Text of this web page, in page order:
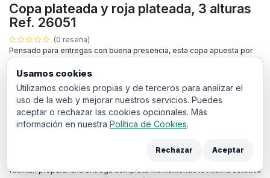
Copa plateada y roja plateada, 3 alturas
Ref. 26051
(0 reseña)
Pensado para entregas con buena presencia, esta copa apuesta por
una copa metálica plateada, cuenco ancho con franja roja translúcida,
columna plateada decorativa, aro granate sobre peana cuadrada beige
de tipo mármol. Los acabados metálicos realzan el brillo del producto
y refuerzan su presencia en la ceremonia. Su estética versátil permite
utilizarlo en competiciones deportivas generales, actos de empresa,
reconocimientos culturales o entregas con varias categorías. La base
aporta estabilidad y ayuda a que la pieza se vea proporcionada
personalización en la base ayuda a mantener el protagonismo del
facilitan preparar una entrega completa manteniendo la misma estética
Usamos cookies
Utilizamos cookies propias y de terceros para analizar el
uso de la web y mejorar nuestros servicios. Puedes
aceptar o rechazar las cookies opcionales. Más
información en nuestra Política de Cookies.
Rechazar Aceptar